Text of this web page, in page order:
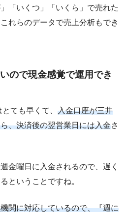
「いくつ」「いくら」で売れた
れらのデータで売上分析もでき
ので現金感覚で運用でき
ても早くて、 入金口座が三井
、決済後の翌営業日には入金さ
金曜日に入金されるので、遅く
ということですね。
関に対応しているので、『週に